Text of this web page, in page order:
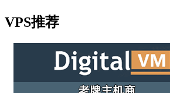
VPS推荐